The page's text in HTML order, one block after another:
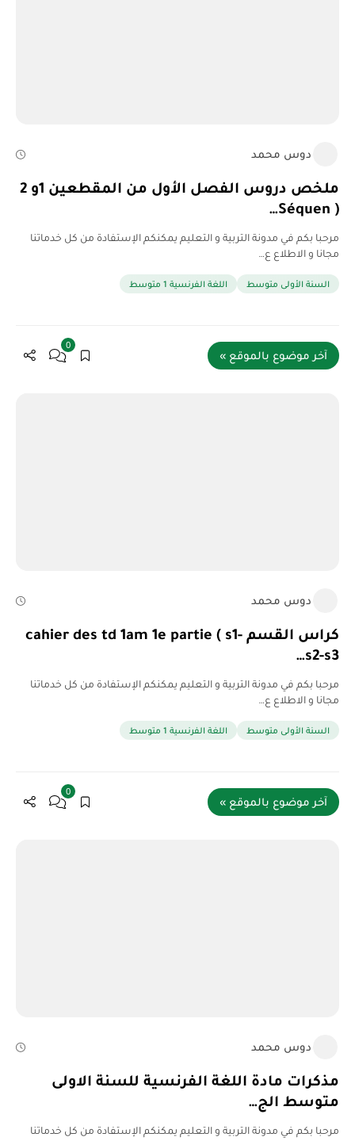
دوس محمد
ملخص دروس الفصل الأول من المقطعين 1و 2
( Séquen…
مرحبا بكم في مدونة التربية و التعليم يمكنكم الإستفادة من كل خدماتنا
مجانا و الاطلاع ع…
السنة الأولى متوسط اللغة الفرنسية 1 متوسط
آخر موضوع بالموقع »
0
دوس محمد
كراس القسم cahier des td 1am 1e partie ( s1-
s2-s3…
مرحبا بكم في مدونة التربية و التعليم يمكنكم الإستفادة من كل خدماتنا
مجانا و الاطلاع ع…
السنة الأولى متوسط اللغة الفرنسية 1 متوسط
آخر موضوع بالموقع »
0
دوس محمد
مذكرات مادة اللغة الفرنسية للسنة الاولى
متوسط الج…
مرحبا بكم في مدونة التربية و التعليم يمكنكم الإستفادة من كل خدماتنا